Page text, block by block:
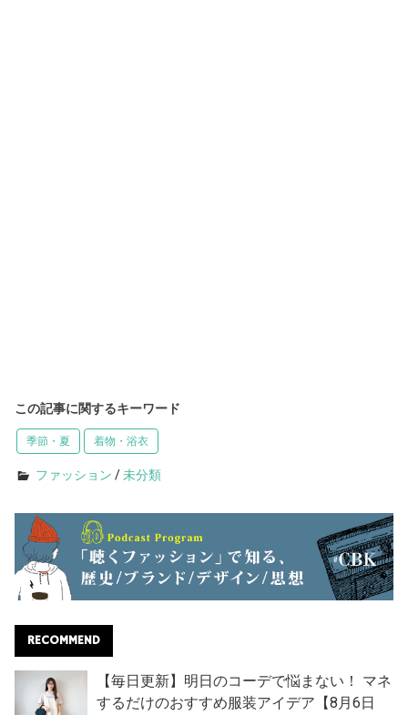
この記事に関するキーワード
季節・夏 着物・浴衣
ファッション /未分類
RECOMMEND
【毎日更新】明日のコーデで悩まない！ マネ
するだけのおすすめ服装アイデア【8月6日